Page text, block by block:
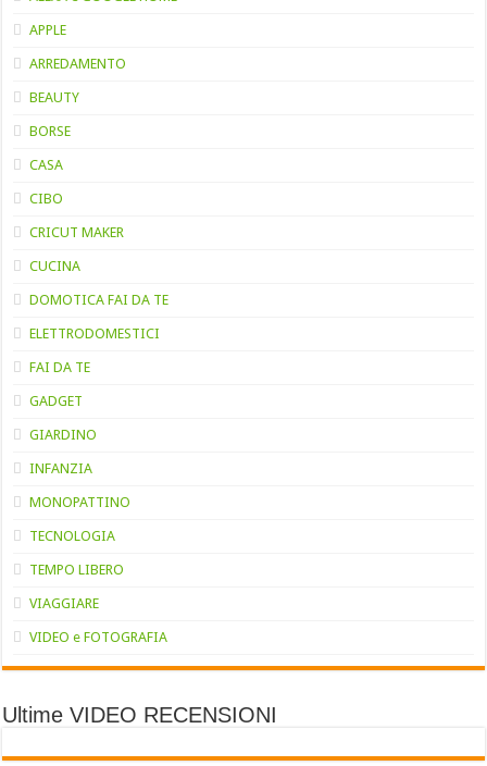
APPLE
ARREDAMENTO
BEAUTY
BORSE
CASA
CIBO
CRICUT MAKER
CUCINA
DOMOTICA FAI DA TE
ELETTRODOMESTICI
FAI DA TE
GADGET
GIARDINO
INFANZIA
MONOPATTINO
TECNOLOGIA
TEMPO LIBERO
VIAGGIARE
VIDEO e FOTOGRAFIA
Ultime VIDEO RECENSIONI